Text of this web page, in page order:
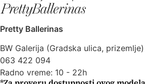
Pretty Ballerinas
BW Galerija (Gradska ulica, prizemlje)
063 422 094
Radno vreme: 10 - 22h